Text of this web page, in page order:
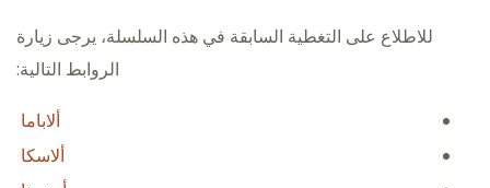
للاطلاع على التغطية السابقة في هذه السلسلة، يرجى زيارة
الروابط التالية:
ألاباما
ألاسكا